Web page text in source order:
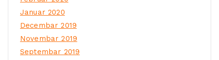
Januar 2020
Decembar 2019
Novembar 2019
Septembar 2019